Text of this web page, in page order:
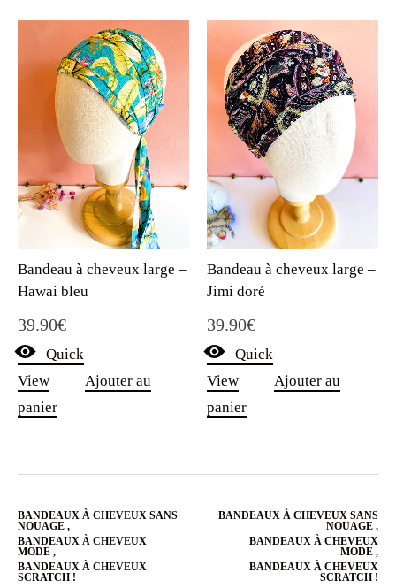
Bandeau à cheveux large –
Hawai bleu
39.90€
Quick
View
Ajouter au
panier
Bandeau à cheveux large –
Jimi doré
39.90€
Quick
View
Ajouter au
panier
BANDEAUX À CHEVEUX SANS
NOUAGE ,
BANDEAUX À CHEVEUX
MODE ,
BANDEAUX À CHEVEUX
SCRATCH !
BANDEAUX À CHEVEUX SANS
NOUAGE ,
BANDEAUX À CHEVEUX
MODE ,
BANDEAUX À CHEVEUX
SCRATCH !